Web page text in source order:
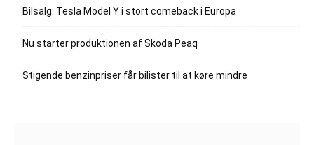
Bilsalg: Tesla Model Y i stort comeback i Europa
Nu starter produktionen af Skoda Peaq
Stigende benzinpriser får bilister til at køre mindre